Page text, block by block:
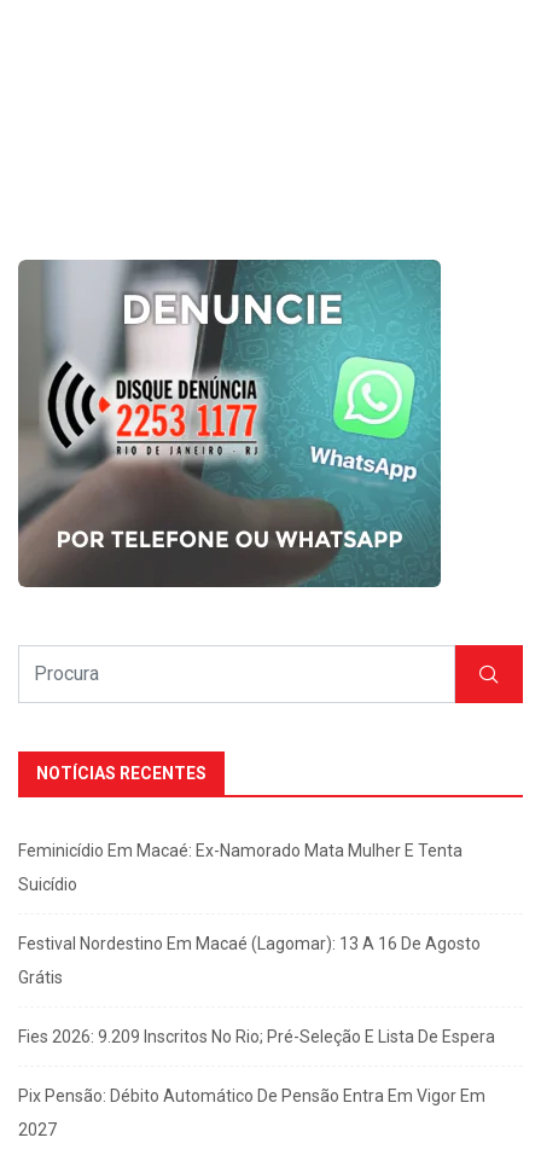
NOTÍCIAS RECENTES
Feminicídio Em Macaé: Ex-Namorado Mata Mulher E Tenta
Suicídio
Festival Nordestino Em Macaé (Lagomar): 13 A 16 De Agosto
Grátis
Fies 2026: 9.209 Inscritos No Rio; Pré-Seleção E Lista De Espera
Pix Pensão: Débito Automático De Pensão Entra Em Vigor Em
2027